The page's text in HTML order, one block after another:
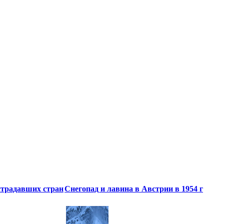
странСнегопад и лавина в Австрии в 1954 г